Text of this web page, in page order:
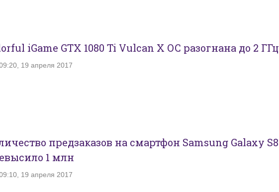
iGame GTX 1080 Ti Vulcan X OC разогнана до 2 ГГц
19 апреля 2017
предзаказов на смартфон Samsung Galaxy S8
1 млн
19 апреля 2017